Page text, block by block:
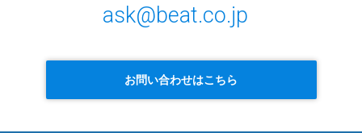
ask@beat.co.jp
お問い合わせはこちら